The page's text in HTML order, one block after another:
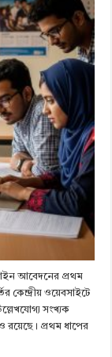
আবেদনের প্রথম
কেন্দ্রীয় ওয়েবসাইটে
সংখ্যক
রয়েছে। প্রথম ধাপের